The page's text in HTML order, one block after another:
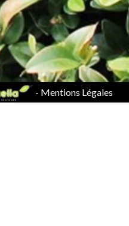
- Mentions Légales